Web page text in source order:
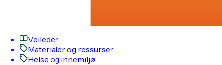
Veileder
Materialer og ressurser
Helse og innemiljø